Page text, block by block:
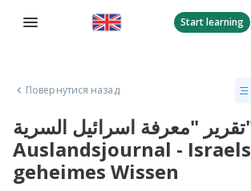
Start learning
Повернутися назад
تقرير "معرفة اسرائيل السرية" /
Auslandsjournal - Israels
geheimes Wissen